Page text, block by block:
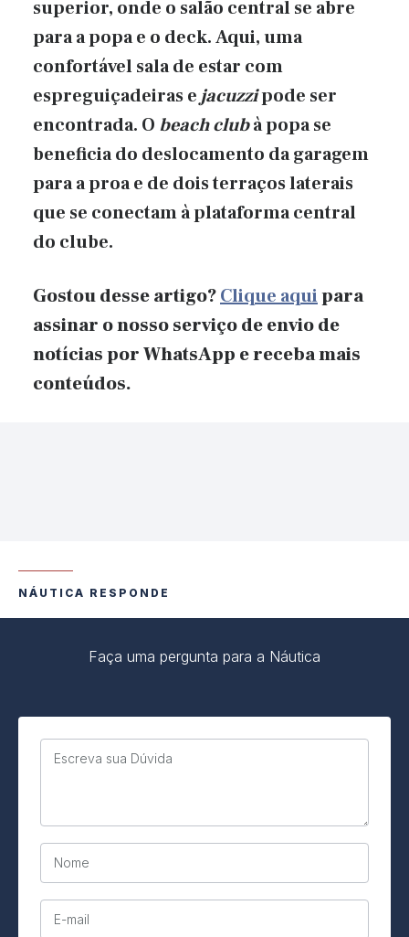
superior, onde o salão central se abre
para a popa e o deck. Aqui, uma
confortável sala de estar com
espreguiçadeiras e jacuzzipode ser
encontrada. O beach clubà popa se
beneficia do deslocamento da garagem
para a proa e de dois terraços laterais
que se conectam à plataforma central
do clube.
Gostou desse artigo?Clique aquipara
assinar o nosso serviço de envio de
notícias por WhatsApp e receba mais
conteúdos.
NÁUTICA RESPONDE
Faça uma pergunta para a Náutica
Escreva sua Dúvida
Nome
E-mail